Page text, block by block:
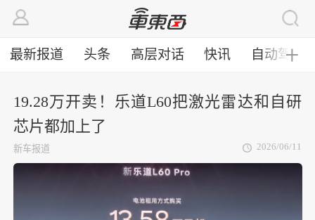
最新报道 头条 高层对话 快讯 自动驾驶
╋
19.28万开卖！乐道L60把激光雷达和自研
芯片都加上了
新车报道 2026/06/11